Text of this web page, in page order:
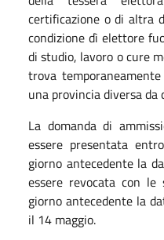
certificazione o di altra
condizione dì elettore
di studio, lavoro o cure
trova
una provincia diversa da
La domanda di
essere presentata
giorno antecedente la
essere revocata con
giorno antecedente la
il 14 maggio.